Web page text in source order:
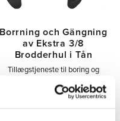
Borrning och Gängning
av Ekstra 3/8
Brodderhul i Tån
Tillægstjeneste til boring og
gevindskæring af ekstra 3/8"
brodhuller i tåen. Manuel
udførelse. Pris pr. stk.